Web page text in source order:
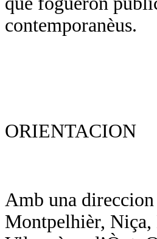
contemporanèus.
ORIENTACION
Amb una
Montpelhièr, Niça,